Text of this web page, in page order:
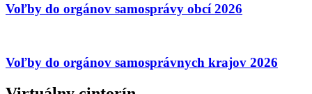
Voľby do orgánov samosprávy obcí 2026
Voľby do orgánov samosprávnych krajov 2026